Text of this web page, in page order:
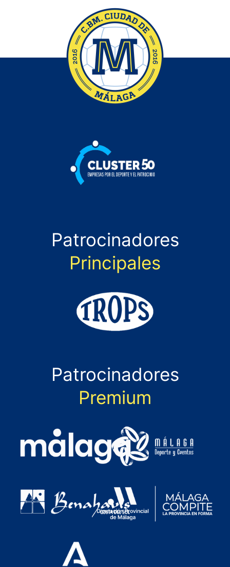
Patrocinadores
Principales
Patrocinadores
Premium